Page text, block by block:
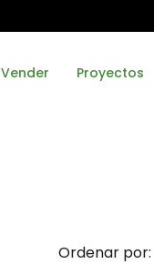
Vender Proyectos
Ordenar por: